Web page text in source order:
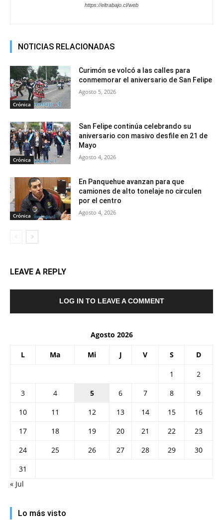
https://eltrabajo.cl/web
NOTICIAS RELACIONADAS
Crónica
Curimón se volcó a las calles para
conmemorar el aniversario de San Felipe
Agosto 5, 2026
Crónica
San Felipe continúa celebrando su
aniversario con masivo desfile en 21 de
Mayo
Agosto 4, 2026
Crónica
En Panquehue avanzan para que
camiones de alto tonelaje no circulen
por el centro
Agosto 4, 2026
LEAVE A REPLY
LOG IN TO LEAVE A COMMENT
Agosto 2026
L Ma Mi J V S D
1
2
3
4 5 6 7 8
9
10
11 12 13 14 15
16
17
18 19 20 21 22
23
24
25 26 27 28 29
30
31
« Jul
Lo más visto